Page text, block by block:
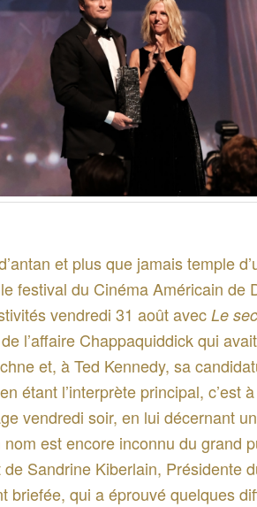
et plus que jamais temple
festival du Cinéma Américain de
vendredi 31 août avec Le
l’affaire Chappaquiddick qui
et, à Ted Kennedy, sa
étant l’interprète principal, c’est
vendredi soir, en lui décernant
est encore inconnu du grand
Sandrine Kiberlain, Présidente
briefée, qui a éprouvé quelques